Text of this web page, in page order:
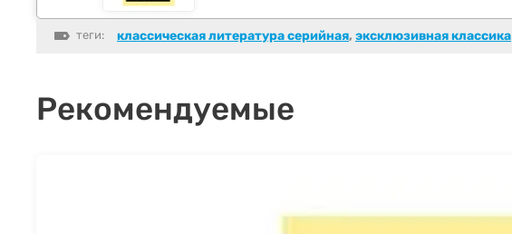
теги: классическая литература серийная, эксклюзивная классика
Рекомендуемые